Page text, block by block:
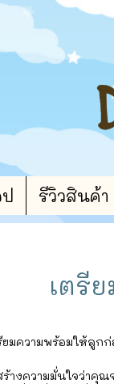
รีวิวสินค้า
เตรี
ยมความพร้อมให้ลูกก่
ร้างความมั่นใจว่าคุณ